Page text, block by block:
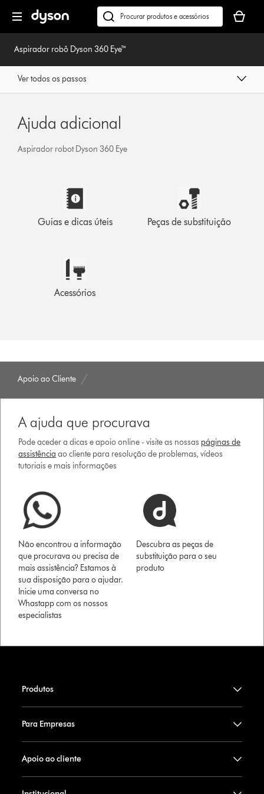
seguinte
Pesquisar
em
dyson.pt
seu
cesto
vazio
Aspirador robô Dyson 360 Eye™
Ver todos os passos
Ajuda adicional
Aspirador robot Dyson 360 Eye
Guias e dicas úteis Peças de substituição
Acessórios
Apoio ao Cliente
A ajuda que procurava
Pode aceder a dicas e apoio online - visite as nossas páginas de
assistência ao cliente para resolução de problemas, vídeos
tutoriais e mais informações
Não encontrou a informação
que procurava ou precisa de
mais assistência? Estamos à
sua disposição para o ajudar.
Inicie uma conversa no
Whastapp com os nossos
especialistas
Descubra as peças de
substituição para o seu
produto
Produtos
Para Empresas
Apoio ao cliente